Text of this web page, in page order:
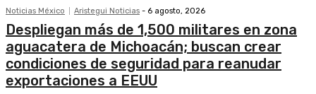
Noticias México Aristegui Noticias - 6 agosto, 2026
Despliegan más de 1,500 militares en zona
aguacatera de Michoacán; buscan crear
condiciones de seguridad para reanudar
exportaciones a EEUU